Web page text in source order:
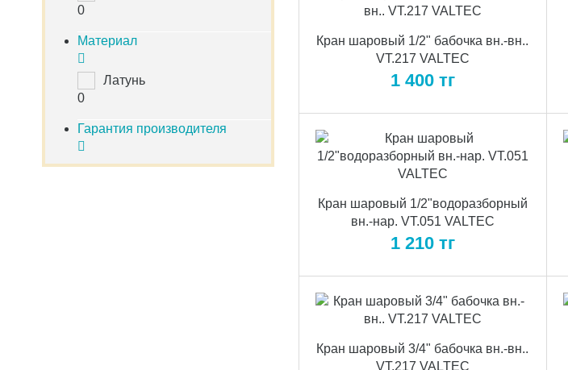
0
Материал
Латунь
0
Гарантия производителя
Кран шаровый 1/2" бабочка вн.-вн..
VT.217 VALTEC
1 400 тг
Кран шаровый 1/2"водоразборный
вн.-нар. VT.051 VALTEC
1 210 тг
Кран шаровый 3/4" бабочка вн.-вн..
VT.217 VALTEC